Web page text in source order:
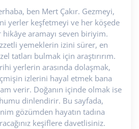
ben Mert Çakır. Gezmeyi,
yerler keşfetmeyi ve her köşede
hikâye aramayı seven biriyim.
yemeklerin izini sürer, en
tatları bulmak için araştırırım.
yerlerin arasında dolaşmak,
izlerini hayal etmek bana
verir. Doğanın içinde olmak ise
dinlendirir. Bu sayfada,
gözümden hayatın tadına
keşiflere davetlisiniz.